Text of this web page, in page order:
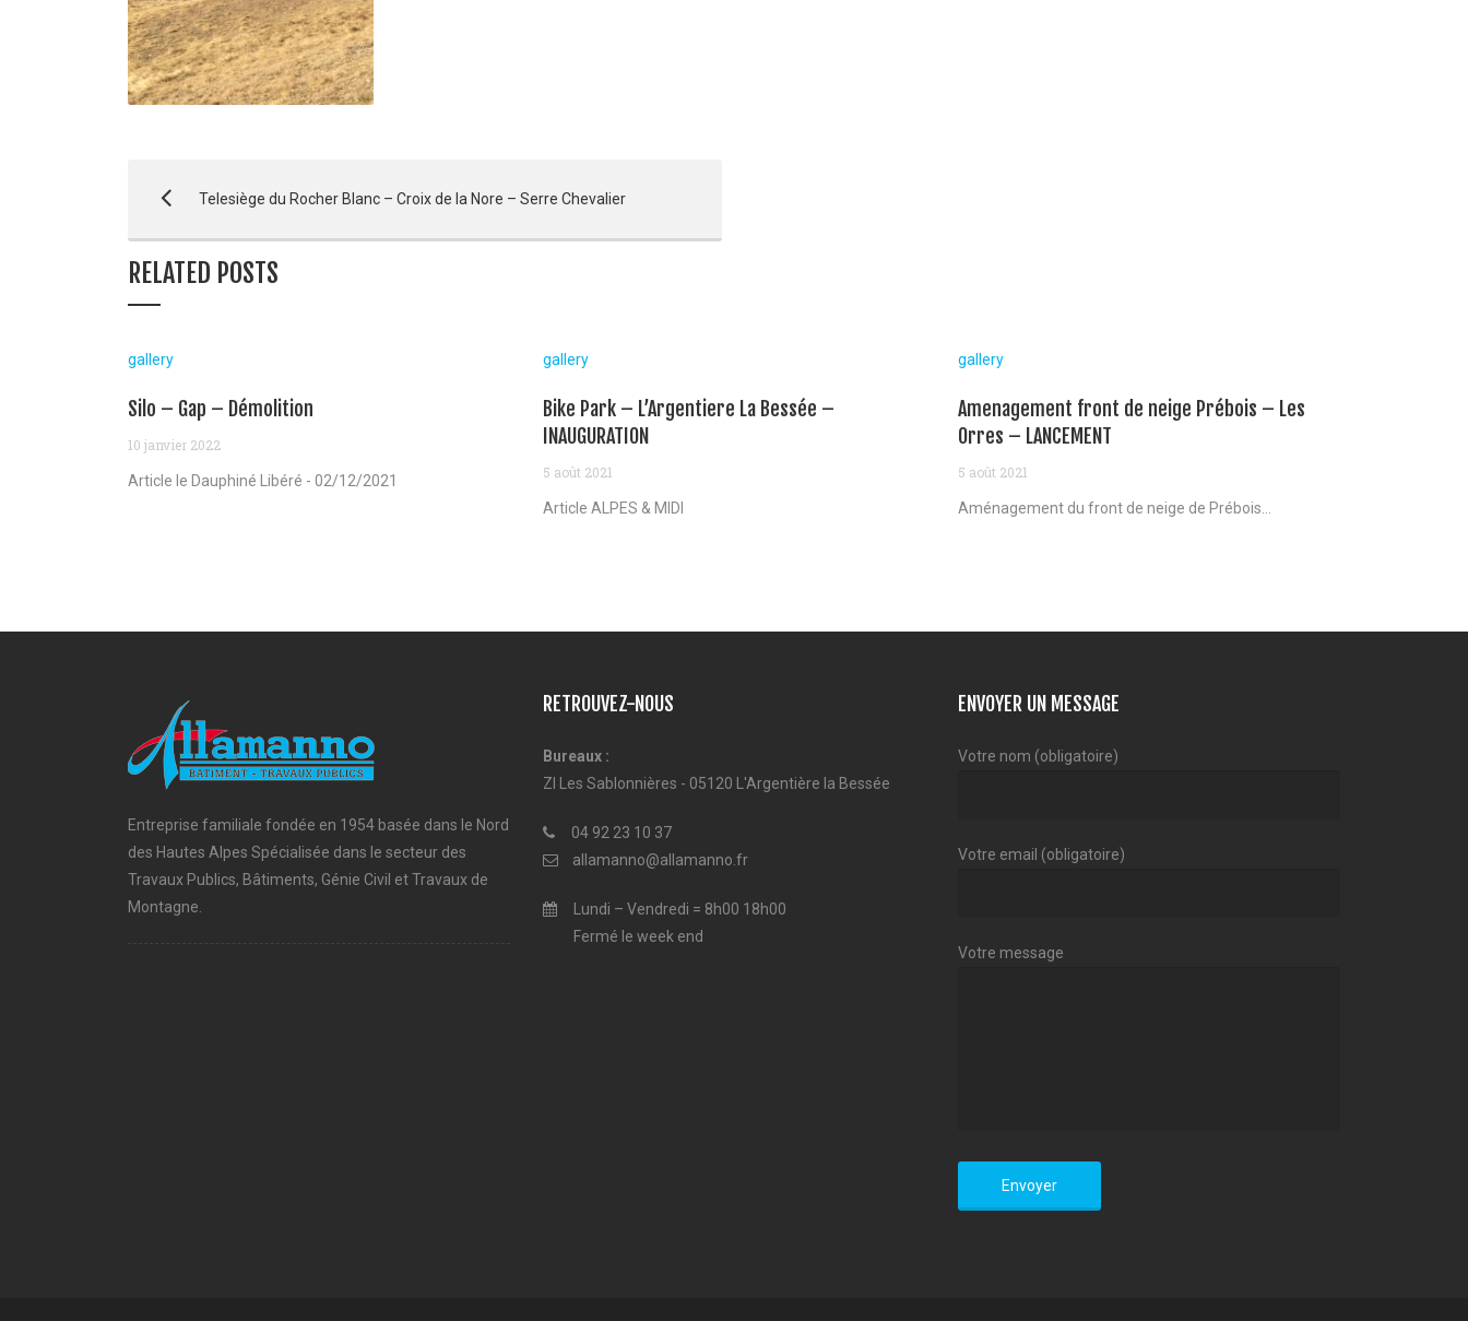
Telesiège du Rocher Blanc – Croix de la Nore – Serre Chevalier
RELATED POSTS
gallery
Silo – Gap – Démolition
10 janvier 2022
Article le Dauphiné Libéré - 02/12/2021
gallery
Bike Park – L’Argentiere La Bessée –
INAUGURATION
5 août 2021
Article ALPES & MIDI
gallery
Amenagement front de neige Prébois – Les
Orres – LANCEMENT
5 août 2021
Aménagement du front de neige de Prébois...
Entreprise familiale fondée en 1954 basée dans le Nord
des Hautes Alpes Spécialisée dans le secteur des
Travaux Publics, Bâtiments, Génie Civil et Travaux de
Montagne.
RETROUVEZ-NOUS
Bureaux :
ZI Les Sablonnières - 05120 L'Argentière la Bessée
04 92 23 10 37
allamanno@allamanno.fr
Lundi – Vendredi = 8h00 18h00
Fermé le week end
ENVOYER UN MESSAGE
Votre nom (obligatoire)
Votre email (obligatoire)
Votre message